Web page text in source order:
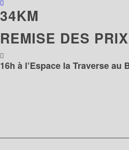
34KM
REMISE DES PRIX
16h à l’Espace la Traverse au